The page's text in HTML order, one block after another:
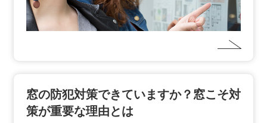
窓の防犯対策できていますか？窓こそ対
策が重要な理由とは